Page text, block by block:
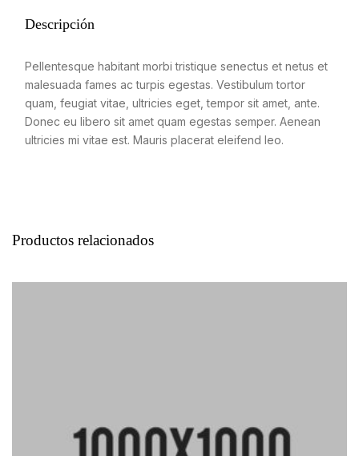
Descripción
Pellentesque habitant morbi tristique senectus et netus et
malesuada fames ac turpis egestas. Vestibulum tortor
quam, feugiat vitae, ultricies eget, tempor sit amet, ante.
Donec eu libero sit amet quam egestas semper. Aenean
ultricies mi vitae est. Mauris placerat eleifend leo.
Productos relacionados